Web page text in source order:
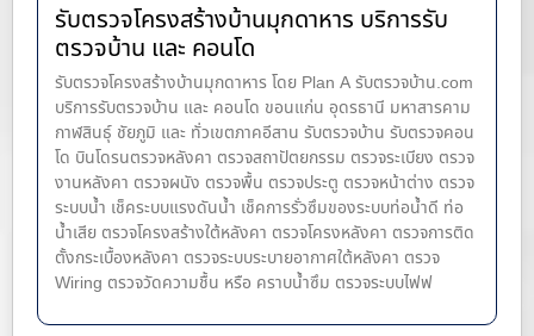
รับตรวจโครงสร้างบ้านมุกดาหาร บริการรับ
ตรวจบ้าน และ คอนโด
รับตรวจโครงสร้างบ้านมุกดาหาร โดย Plan A รับตรวจบ้าน.com
บริการรับตรวจบ้าน และ คอนโด ขอนแก่น อุดรธานี มหาสารคาม
กาฬสินธุ์ ชัยภูมิ และ ทั่วเขตภาคอีสาน รับตรวจบ้าน รับตรวจคอน
โด บินโดรนตรวจหลังคา ตรวจสถาปัตยกรรม ตรวจระเบียง ตรวจ
งานหลังคา ตรวจผนัง ตรวจพื้น ตรวจประตู ตรวจหน้าต่าง​ ตรวจ
ระบบน้ำ เช็คระบบแรงดันน้ำ เช็คการรั่วซึมของระบบท่อน้ำ​ดี ท่อ
น้ำ​เสีย ตรวจโครงสร้างใต้หลังคา ตรวจโครงหลังคา ตรวจการติด
ตั้งกระเบื้องหลังคา ตรวจระบบระบายอากาศใต้หลังคา ตรวจ
Wiring ตรวจวัดความชื้น หรือ คราบน้ำซึม ตรวจระบบไฟฟ